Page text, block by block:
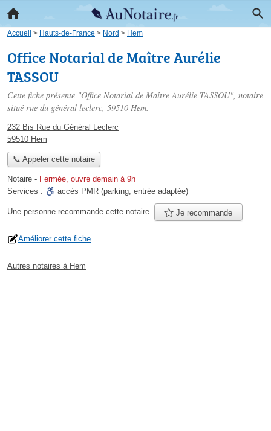
Accueil > Hauts-de-France > Nord > Hem
Office Notarial de Maître Aurélie
TASSOU
Cette fiche présente "Office Notarial de Maître Aurélie TASSOU", notaire
situé rue du général leclerc, 59510 Hem.
232 Bis Rue du Général Leclerc
59510 Hem
📞 Appeler cette notaire
Notaire - Fermée, ouvre demain à 9h
Services :
accès PMR (parking, entrée adaptée)
Une personne recommande cette notaire. Je recommande
Améliorer cette fiche
Autres notaires à Hem